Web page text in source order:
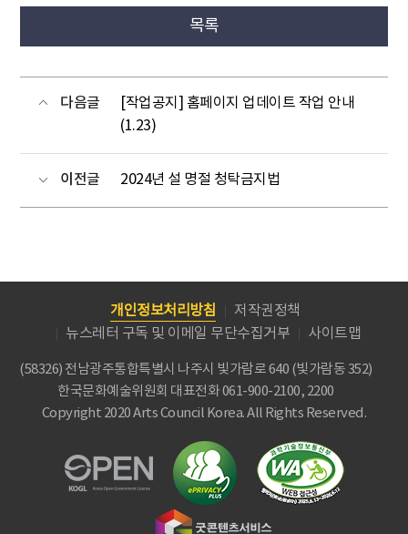
목록
다음글
[작업공지] 홈페이지 업데이트 작업 안내
(1.23)
이전글 2024년 설 명절 청탁금지법
개인정보처리방침
저작권정책
뉴스레터 구독 및 이메일 무단수집거부
사이트맵
(58326) 전남광주통합특별시 나주시 빛가람로 640 (빛가람동 352)
한국문화예술위원회 대표전화 061-900-2100, 2200
Copyright 2020 Arts Council Korea. All Rights Reserved.